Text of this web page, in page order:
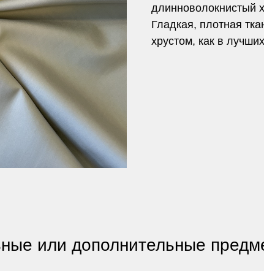
длинноволокнистый
Гладкая, плотная
хрустом, как в
или дополнительные